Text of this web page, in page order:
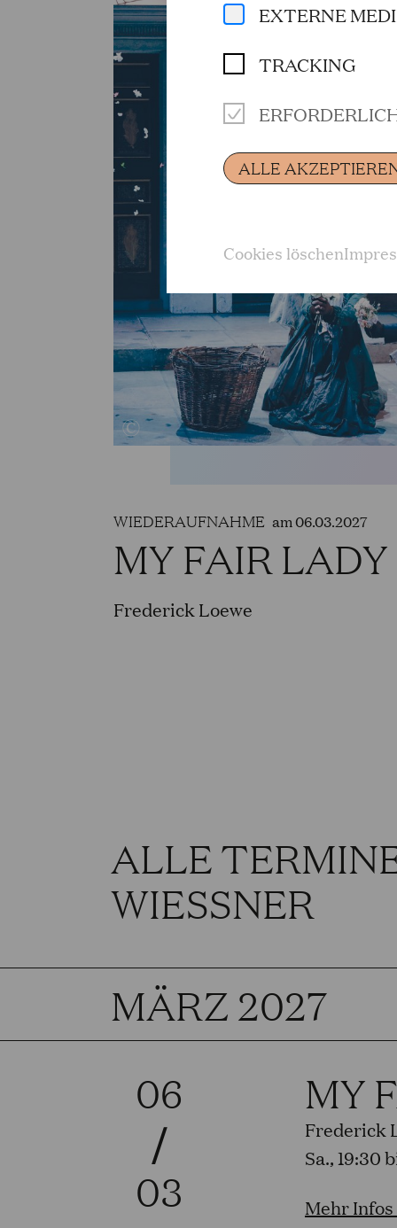
EXTERNE
TRACKING
ALLE
Cookies löschen
WIEDERAUFNAHME am 06.03.2027
MY FAIR LADY
Frederick Loewe
ALLE
WIESSNER
MÄRZ 2027
06
/
03
MY
Frederick
Sa., 19:30
Mehr